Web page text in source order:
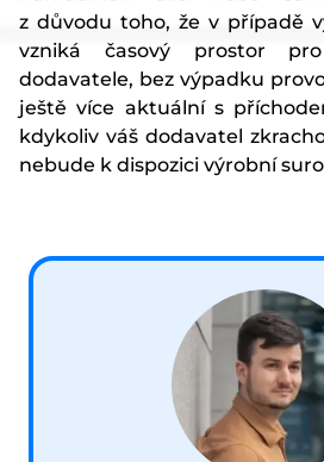
z důvodu toho, že v případě
vzniká časový prostor
dodavatele, bez výpadku
ještě více aktuální s
kdykoliv váš dodavatel
nebude k dispozici výrobní